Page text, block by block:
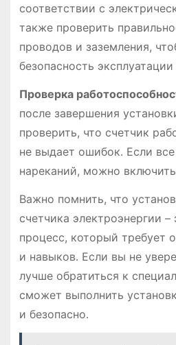
соответствии с
также проверить
проводов и заземления,
безопасность эксплуатации
Проверка
после завершения
проверить, что счетчик
не выдает ошибок․ Если
нареканий, можно включить
Важно помнить, что
счетчика электроэнергии –
процесс, который требует
и навыков․ Если вы не
лучше обратиться к
сможет выполнить
и безопасно․